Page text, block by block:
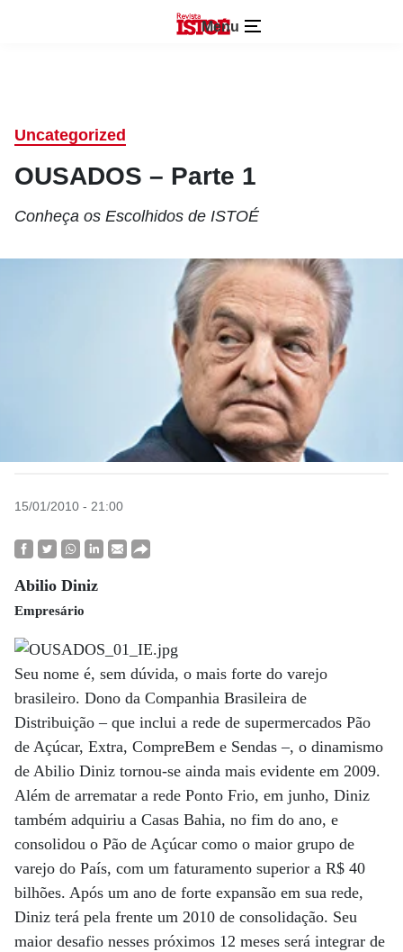
Menu
Uncategorized
OUSADOS – Parte 1
Conheça os Escolhidos de ISTOÉ
15/01/2010 - 21:00
Abilio Diniz
Empresário
Seu nome é, sem dúvida, o mais forte do varejo
brasileiro. Dono da Companhia Brasileira de
Distribuição – que inclui a rede de supermercados Pão
de Açúcar, Extra, CompreBem e Sendas –, o dinamismo
de Abilio Diniz tornou-se ainda mais evidente em 2009.
Além de arrematar a rede Ponto Frio, em junho, Diniz
também adquiriu a Casas Bahia, no fim do ano, e
consolidou o Pão de Açúcar como o maior grupo de
varejo do País, com um faturamento superior a R$ 40
bilhões. Após um ano de forte expansão em sua rede,
Diniz terá pela frente um 2010 de consolidação. Seu
maior desafio nesses próximos 12 meses será integrar de